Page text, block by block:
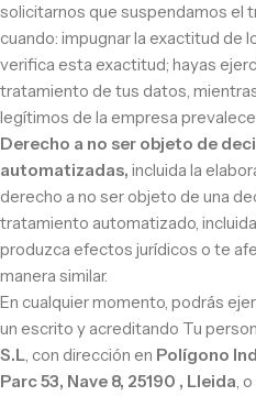
solicitarnos que suspendamos el
cuando: impugnar la exactitud de
verifica esta exactitud; hayas
tratamiento de tus datos,
legítimos de la empresa
Derecho a no ser objeto de
automatizadas, incluida la
derecho a no ser objeto de una
tratamiento automatizado,
produzca efectos jurídicos o te
manera similar.
En cualquier momento, podrás
un escrito y acreditando Tu
S.L, con dirección en Polígono
Parc 53, Nave 8, 25190 , Lleida,